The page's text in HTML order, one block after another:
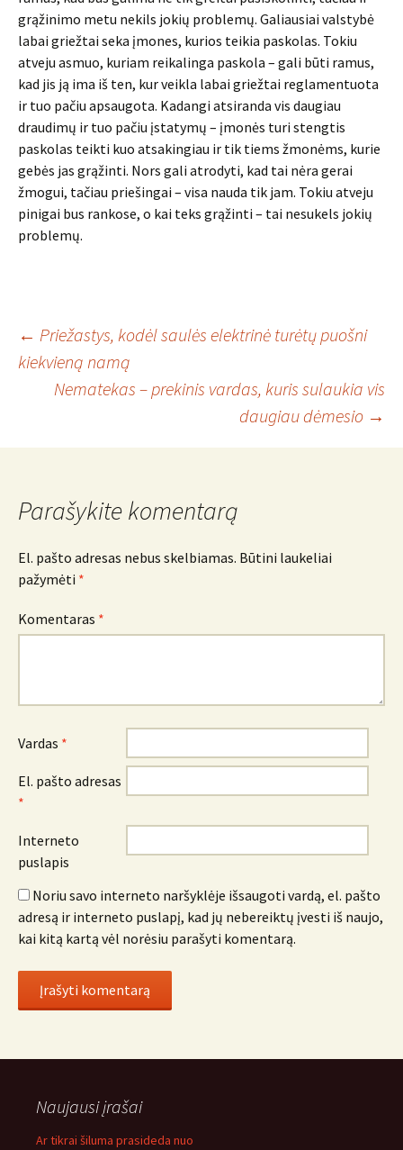
grąžinimo metu nekils jokių problemų. Galiausiai valstybė
labai griežtai seka įmones, kurios teikia paskolas. Tokiu
atveju asmuo, kuriam reikalinga paskola – gali būti ramus,
kad jis ją ima iš ten, kur veikla labai griežtai reglamentuota
ir tuo pačiu apsaugota. Kadangi atsiranda vis daugiau
draudimų ir tuo pačiu įstatymų – įmonės turi stengtis
paskolas teikti kuo atsakingiau ir tik tiems žmonėms, kurie
gebės jas grąžinti. Nors gali atrodyti, kad tai nėra gerai
žmogui, tačiau priešingai – visa nauda tik jam. Tokiu atveju
pinigai bus rankose, o kai teks grąžinti – tai nesukels jokių
problemų.
Įrašo
navigacija
← Priežastys, kodėl saulės elektrinė turėtų puošni
kiekvieną namą
Nematekas – prekinis vardas, kuris sulaukia vis
daugiau dėmesio →
Parašykite komentarą
El. pašto adresas nebus skelbiamas. Būtini laukeliai
pažymėti *
Komentaras *
Vardas *
El. pašto adresas
*
Interneto
puslapis
Noriu savo interneto naršyklėje išsaugoti vardą, el. pašto
adresą ir interneto puslapį, kad jų nebereiktų įvesti iš naujo,
kai kitą kartą vėl norėsiu parašyti komentarą.
Naujausi įrašai
Ar tikrai šiluma prasideda nuo